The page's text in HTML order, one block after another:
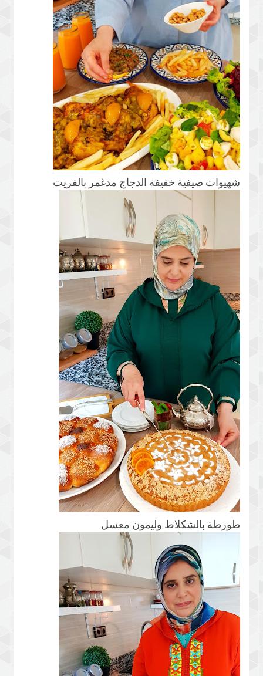
شهيوات صيفية خفيفة الدجاج مدغمر بالفريت
طورطة بالشكلاط وليمون معسل